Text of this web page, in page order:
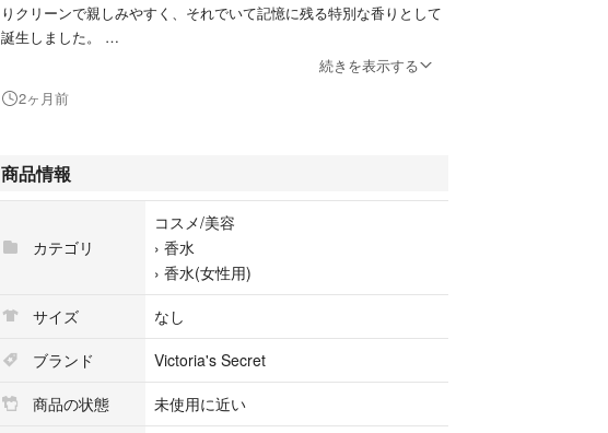
りクリーンで親しみやすく、それでいて記憶に残る特別な香りとして
誕生しました。
ュニパーベリーの新鮮なしずくがすっきりと爽やかに香ります。
ミドルノート: アプリコットブラッシュ (Apricot Blush)
みずみずしく、ほんのり甘いアプリコットの花びらのようなフルーテ
ィーフローラルが、女性らしい華やかさを加えます。
ベースノート: ボーイフレンドTシャツ・アコード (Boyfriend Tee Acc
ord) / コットンフラワー
この香水のアイコニックな特徴です。「彼氏が脱いだばかりのTシャ
ツの匂い」をイメージして調香されており、ブロンドウッドと肌に密
着するような柔らかなムスクが絶妙に混ざり合います。男性的な清潔
続きを表示する
2ヶ月前
商品情報
カテゴリ
コスメ/美容
› 香水
› 香水(女性用)
サイズ
なし
ブランド
Victoria's Secret
商品の状態
未使用に近い